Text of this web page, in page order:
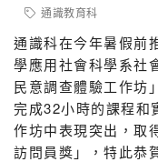
環保教育在靈風
通識教育科
通識科在今年暑假前
學應用社會科學系社
民意調查體驗工作坊
完成32小時的課程和
作坊中表現突出，取
訪問員獎」，特此恭